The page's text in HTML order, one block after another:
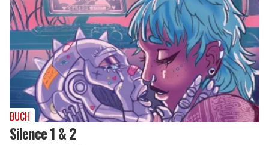
BUCH
Silence 1 & 2